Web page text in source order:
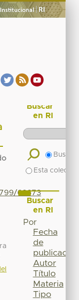
62673
Buscar
en RI
Buscar
Esta
Buscar
en RI
Por
Fecha
de
publicación
Autor
Título
Materia
Tipo